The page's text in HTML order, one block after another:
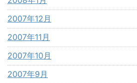
2007年12月
2007年11月
2007年10月
2007年9月